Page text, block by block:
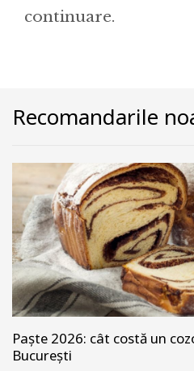
continuare.
Recomandarile
Paște 2026: cât costă un
București